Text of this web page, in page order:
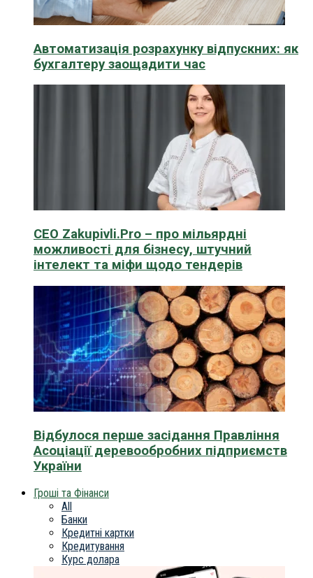
Автоматизація розрахунку відпускних: як
бухгалтеру заощадити час
CEO Zakupivli.Pro – про мільярдні
можливості для бізнесу, штучний
інтелект та міфи щодо тендерів
Відбулося перше засідання Правління
Асоціації деревообробних підприємств
України
Гроші та Фінанси
All
Банки
Кредитні картки
Кредитування
Курс долара